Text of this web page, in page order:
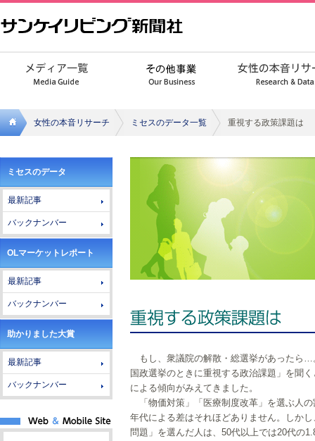
イリビ
ング新
女性の本音リサーチ ミセスのデータ一覧 重視する政策課題は
ミセスのデータ
最新記事
バックナンバー
OLマーケットレポート
最新記事
バックナンバー
助かりました大賞
最新記事
バックナンバー
もし、衆議院の解散・総選挙があったら…
国政選挙のときに重視する政治課題」を聞
による傾向がみえてきました。
「物価対策」「医療制度改革」を選ぶ人の
年代による差はそれほどありません。しか
問題」を選んだ人は、50代以上では20代の